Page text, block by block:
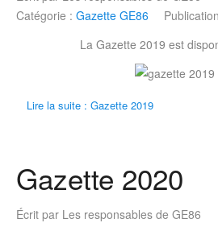
Catégorie : Gazette GE86
La Gazette 2019 est
Lire la suite : Gazette 2019
Gazette 2020
Écrit par Les responsables de GE86